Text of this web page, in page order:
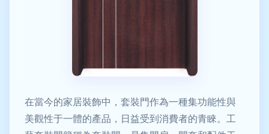
在當今的家居裝飾中，套裝門作為一種集功能性與
美觀性于一體的產品，日益受到消費者的青睞。工